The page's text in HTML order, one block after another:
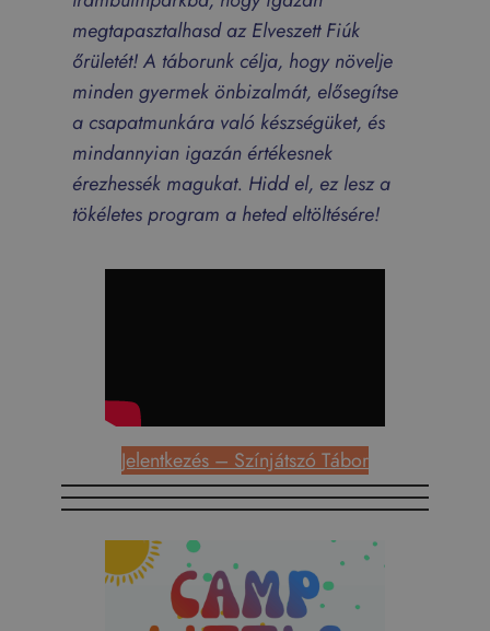
megtapasztalhasd az Elveszett Fiúk
őrületét! A táborunk célja, hogy növelje
minden gyermek önbizalmát, elősegítse
a csapatmunkára való készségüket, és
mindannyian igazán értékesnek
érezhessék magukat. Hidd el, ez lesz a
tökéletes program a heted eltöltésére!
Jelentkezés – Színjátszó Tábor